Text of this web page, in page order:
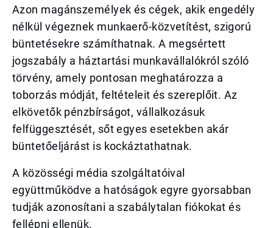
Azon magánszemélyek és cégek, akik engedély
nélkül végeznek munkaerő-közvetítést, szigorú
büntetésekre számíthatnak. A megsértett
jogszabály a háztartási munkavállalókról szóló
törvény, amely pontosan meghatározza a
toborzás módját, feltételeit és szereplőit. Az
elkövetők pénzbírságot, vállalkozásuk
felfüggesztését, sőt egyes esetekben akár
büntetőeljárást is kockáztathatnak.
A közösségi média szolgáltatóival
együttműködve a hatóságok egyre gyorsabban
tudják azonosítani a szabálytalan fiókokat és
fellépni ellenük.